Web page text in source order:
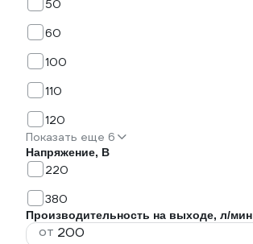
50
60
100
110
120
Показать еще 6
Напряжение, В
220
380
Производительность на выходе, л/мин
от